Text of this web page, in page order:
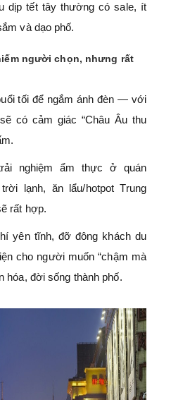
dịp tết tây thường có sale, ít
và dạo phố.
người chọn, nhưng rất
tối để ngắm ánh đèn — với
có cảm giác “Châu Âu thu
nghiệm ẩm thực ở quán
lạnh, ăn lẩu/hotpot Trung
rất hợp.
yên tĩnh, đỡ đông khách du
cho người muốn “chậm mà
hóa, đời sống thành phố.